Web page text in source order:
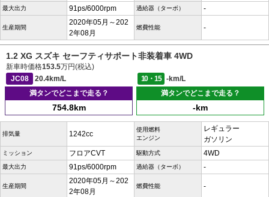
最大出力 91ps/6000rpm 過給器（ターボ） -
生産期間
2020年05月～202
2年08月
燃費性能 -
1.2 XG スズキ セーフティサポート非装着車 4WD
新車時価格153.5万円(税込)
JC08
20.4km/L 10・15
-km/L
満タンでどこまで走る？
754.8km
満タンでどこまで走る？
-km
排気量 1242cc
使用燃料
エンジン
レギュラー
ガソリン
ミッション フロアCVT 駆動方式 4WD
最大出力 91ps/6000rpm 過給器（ターボ） -
生産期間
2020年05月～202
2年08月
燃費性能 -